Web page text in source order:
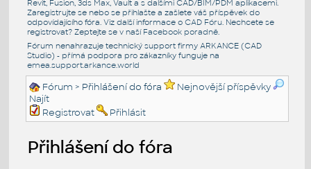
Revit, Fusion, 3ds Max, Vault a s dalšími CAD/BIM/PDM aplikacemi.
Zaregistrujte se nebo se přihlašte a zašlete váš příspěvek do
odpovídajícího fóra. Viz další informace o CAD Fóru. Nechcete se
registrovat? Zeptejte se v naší Facebook poradně.
Fórum nenahrazuje technický support firmy ARKANCE (CAD
Studio) - přímá podpora pro zákazníky funguje na
emea.support.arkance.world
Fórum > Přihlášení do fóra
Nejnovější příspěvky
Najít
Registrovat
Přihlásit
Přihlášení do fóra